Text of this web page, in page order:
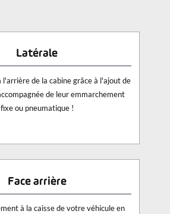
Latérale
l'arrière de la cabine grâce à l'ajout de
de leur emmarchement
fixe ou pneumatique !
Face arrière
à la caisse de votre véhicule en